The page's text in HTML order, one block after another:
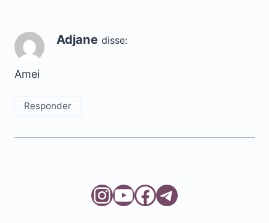
Adjane disse:
Amei
Responder
Instagram
Youtube
Facebook
Telegram